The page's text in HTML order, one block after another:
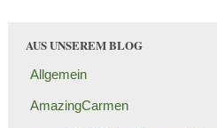
AUS UNSEREM BLOG
Allgemein
AmazingCarmen